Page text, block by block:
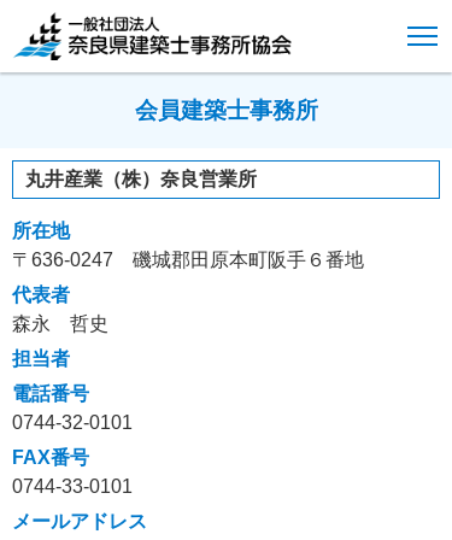
会員建築士事務所
丸井産業（株）奈良営業所
所在地
〒636-0247 磯城郡田原本町阪手６番地
代表者
森永 哲史
担当者
電話番号
0744-32-0101
FAX番号
0744-33-0101
メールアドレス